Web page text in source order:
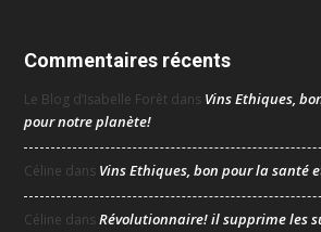
Commentaires récents
Le Blog d’Isabelle Forêt dans Vins Ethiques,
pour notre planète!
Céline dans Vins Ethiques, bon pour la santé
Céline dansRévolutionnaire! il supprime les